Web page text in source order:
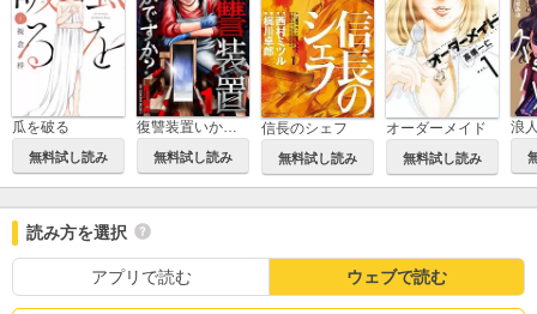
瓜を破る
無料試し読み
復讐装置いかがですか？
無料試し読み
信長のシェフ
無料試し読み
オーダーメイド
無料試し読み
読み方を選択
アプリで読む ウェブで読む